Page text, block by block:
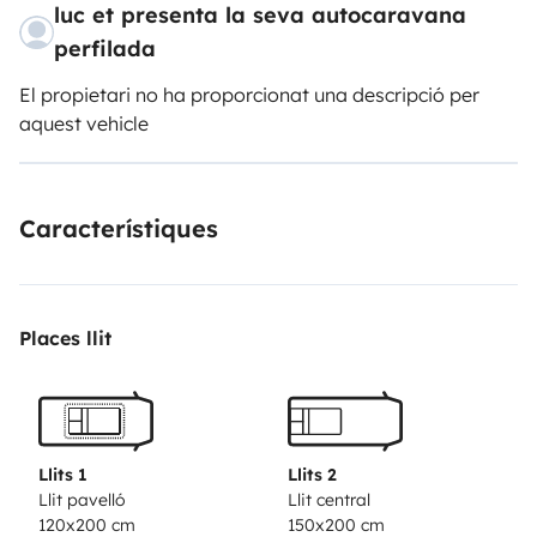
luc et presenta la seva autocaravana
perfilada
El propietari no ha proporcionat una descripció per
aquest vehicle
Característiques
Places llit
Llits 1
Llit pavelló
120x200 cm
Llits 2
Llit central
150x200 cm